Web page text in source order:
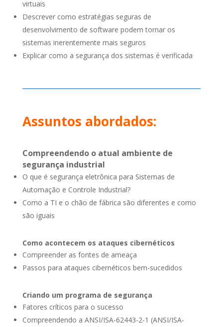
virtuais
Descrever como estratégias seguras de
desenvolvimento de software podem tornar os
sistemas inerentemente mais seguros
Explicar como a segurança dos sistemas é verificada
Assuntos abordados:
Compreendendo o atual ambiente de
segurança industrial
O que é segurança eletrônica para Sistemas de
Automação e Controle Industrial?
Como a TI e o chão de fábrica são diferentes e como
são iguais
Como acontecem os ataques cibernéticos
Compreender as fontes de ameaça
Passos para ataques cibernéticos bem-sucedidos
Criando um programa de segurança
Fatores críticos para o sucesso
Compreendendo a ANSI/ISA-62443-2-1 (ANSI/ISA-